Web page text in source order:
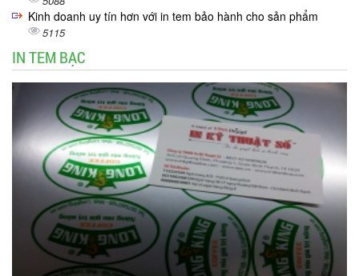
Kinh doanh uy tín hơn với in tem bảo hành cho sản phẩm
5115
IN TEM BẠC